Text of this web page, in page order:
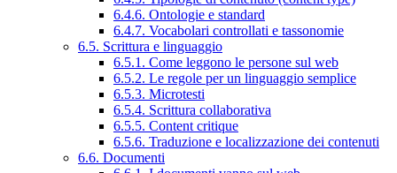
6.4.6. Ontologie e standard
6.4.7. Vocabolari controllati e tassonomie
6.5. Scrittura e linguaggio
6.5.1. Come leggono le persone sul web
6.5.2. Le regole per un linguaggio semplice
6.5.3. Microtesti
6.5.4. Scrittura collaborativa
6.5.5. Content critique
6.5.6. Traduzione e localizzazione dei contenuti
6.6. Documenti